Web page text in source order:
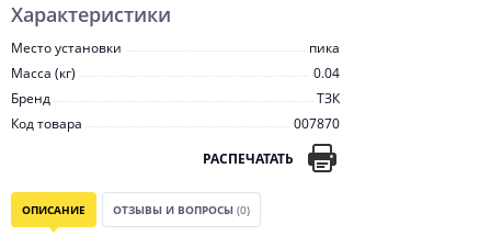
Характеристики
Место установки
пика
Масса (кг)
0.04
Бренд
ТЗК
Код товара
007870
РАСПЕЧАТАТЬ
ОПИСАНИЕ ОТЗЫВЫ И ВОПРОСЫ (0)